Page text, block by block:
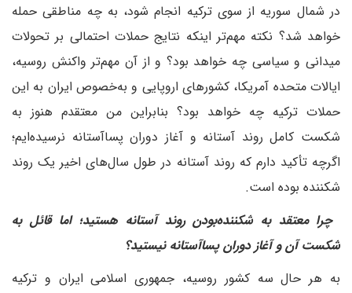
در شمال سوریه از سوی ترکیه انجام شود، به چه مناطقی حمله
خواهد شد؟ نکته مهم‌تر اینکه نتایج حملات احتمالی بر تحولات
میدانی و سیاسی چه خواهد بود؟ و از آن مهم‌تر واکنش روسیه،
ایالات متحده آمریکا، کشورهای اروپایی و به‌خصوص ایران به این
حملات ترکیه چه خواهد بود؟ بنابراین من معتقدم هنوز به
شکست کامل روند آستانه و آغاز دوران پساآستانه نرسیده‌ایم؛
اگرچه تأکید دارم که روند آستانه در طول سال‌های اخیر یک روند
شکننده بوده است.
‌ چرا معتقد به شکننده‌بودن روند آستانه هستید؛ اما قائل به
شکست آن و آغاز دوران پساآستانه نیستید؟
به هر حال سه کشور روسیه، جمهوری اسلامی ایران و ترکیه